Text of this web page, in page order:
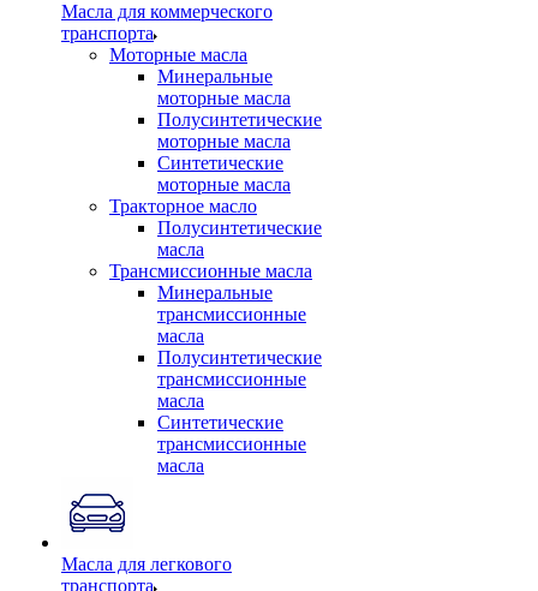
Масла для коммерческого
транспорта
Моторные масла
Минеральные
моторные масла
Полусинтетические
моторные масла
Синтетические
моторные масла
Тракторное масло
Полусинтетические
масла
Трансмиссионные масла
Минеральные
трансмиссионные
масла
Полусинтетические
трансмиссионные
масла
Синтетические
трансмиссионные
масла
Масла для легкового
транспорта